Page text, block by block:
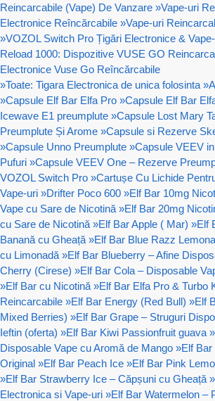
Reincarcabile (Vape) De Vanzare »Vape-uri
Electronice Reîncărcabile »Vape-uri
»VOZOL Switch Pro Țigări Electronice &
Reload 1000: Dispozitive VUSE GO
Electronice Vuse Go Reîncărcabile
»Toate: Tigara Electronica de unica folosinta »
»Capsule Elf Bar Elfa Pro »Capsule Elf Bar
Icewave E1 preumplute »Capsule Lost Mary
Preumplute Și Arome »Capsule si Rezerve
»Capsule Unno Preumplute »Capsule VEEV
Pufuri »Capsule VEEV One – Rezerve
VOZOL Switch Pro »Cartușe Cu Lichide
Vape-uri »Drifter Poco 600 »Elf Bar 10mg
Vape cu Sare de Nicotină »Elf Bar 20mg
cu Sare de Nicotină »Elf Bar Apple ( Mar) »Elf
Banană cu Gheață »Elf Bar Blue Razz
cu Limonadă »Elf Bar Blueberry – Afine
Cherry (Cirese) »Elf Bar Cola – Disposable
»Elf Bar cu Nicotină »Elf Bar Elfa Pro & Turbo
Reincarcabile »Elf Bar Energy (Red Bull) »Elf
Mixed Berries) »Elf Bar Grape – Struguri
Ieftin (oferta) »Elf Bar Kiwi Passionfruit guava »
Disposable Vape cu Aromă de Mango »Elf Bar
Original »Elf Bar Peach Ice »Elf Bar Pink
»Elf Bar Strawberry Ice – Căpșuni cu Gheață »
Electronica si Vape-uri »Elf Bar Watermelon –